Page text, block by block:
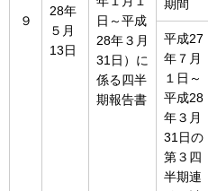
９
28年
５月
13日
日～平成
28年３月
31日）に
係る四半
期報告書
期間
平成27
年７月
１日～
平成28
年３月
31日の
第３四
半期連